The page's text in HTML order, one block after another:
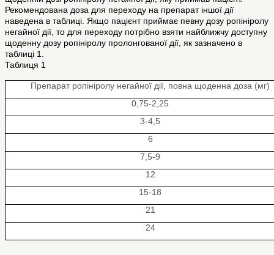
Рекомендована доза для переходу на препарат іншої дії
наведена в таблиці. Якщо пацієнт приймає певну дозу ропініролу
негайної дії, то для переходу потрібно взяти найближчу доступну
щоденну дозу ропініролу пролонгованої дії, як зазначено в
таблиці 1.
Таблиця 1
Препарат ропініролу негайної дії, повна щоденна доза (мг)
0,75-2,25
3-4,5
6
7,5-9
12
15-18
21
24